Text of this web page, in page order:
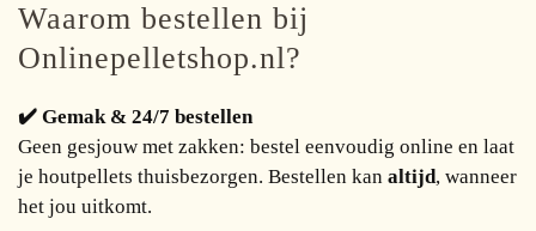
Waarom bestellen bij
Onlinepelletshop.nl?
✔️ Gemak & 24/7 bestellen
Geen gesjouw met zakken: bestel eenvoudig online en laat
je houtpellets thuisbezorgen. Bestellen kan altijd, wanneer
het jou uitkomt.